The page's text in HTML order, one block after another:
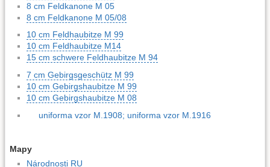
8 cm Feldkanone M 05
8 cm Feldkanone M 05/08
10 cm Feldhaubitze M 99
10 cm Feldhaubitze M14
15 cm schwere Feldhaubitze M 94
7 cm Gebirgsgeschütz M 99
10 cm Gebirgshaubitze M 99
10 cm Gebirgshaubitze M 08
uniforma vzor M.1908; uniforma vzor M.1916
Mapy
Národnosti RU